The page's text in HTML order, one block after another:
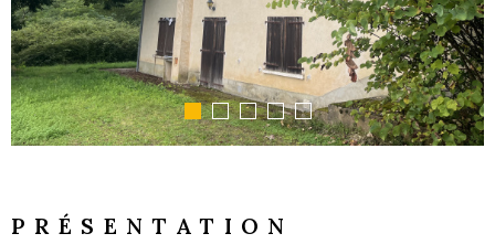
NOUS
PRÉSENTATION